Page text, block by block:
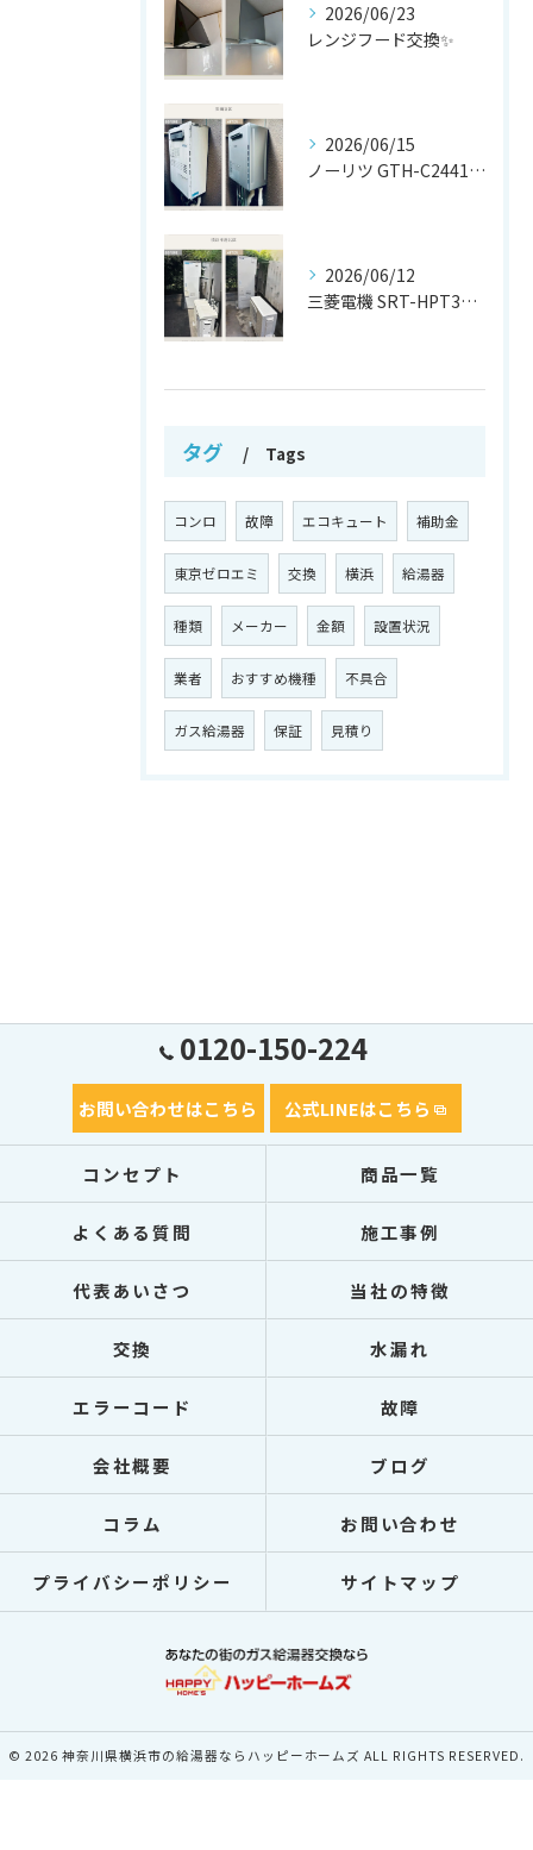
2026/06/23
レンジフード交換✨
2026/06/15
ノーリツ GTH-C2441AWX から
2026/06/12
三菱電機 SRT-HPT37W7 から
タグ Tags
コンロ 故障 エコキュート 補助金
東京ゼロエミ 交換 横浜 給湯器
種類 メーカー 金額 設置状況
業者 おすすめ機種 不具合
ガス給湯器 保証 見積り
0120-150-224
お問い合わせはこちら 公式LINEはこちら
コンセプト 商品一覧
よくある質問 施工事例
代表あいさつ 当社の特徴
交換 水漏れ
エラーコード 故障
会社概要 ブログ
コラム お問い合わせ
プライバシーポリシー サイトマップ
© 2026 神奈川県横浜市の給湯器ならハッピーホームズ ALL RIGHTS RESERVED.